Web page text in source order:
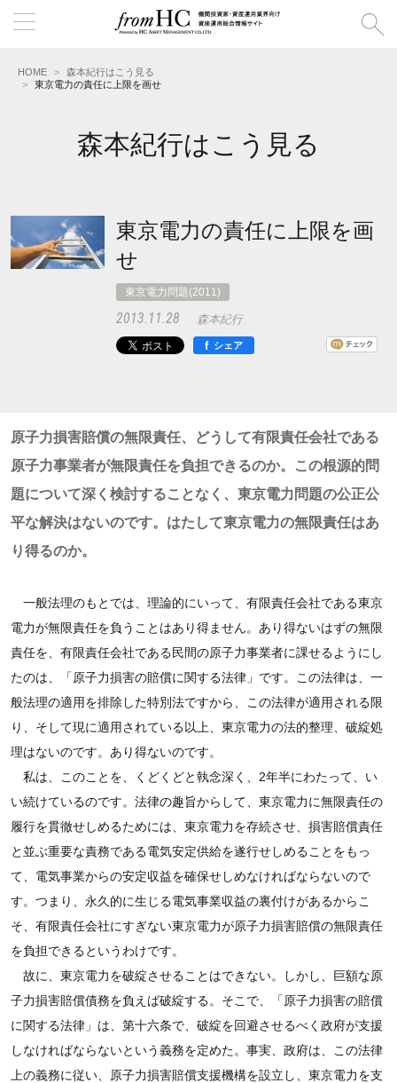
HOME
森本紀行はこう見る
東京電力の責任に上限を画せ
森本紀行はこう見る
東京電力の責任に上限を画
せ
東京電力問題(2011)
2013.11.28
森本紀行
f
シェア
原子力損害賠償の無限責任、どうして有限責任会社である
原子力事業者が無限責任を負担できるのか。この根源的問
題について深く検討することなく、東京電力問題の公正公
平な解決はないのです。はたして東京電力の無限責任はあ
り得るのか。
一般法理のもとでは、理論的にいって、有限責任会社である東京
電力が無限責任を負うことはあり得ません。あり得ないはずの無限
責任を、有限責任会社である民間の原子力事業者に課せるようにし
たのは、「原子力損害の賠償に関する法律」です。この法律は、一
般法理の適用を排除した特別法ですから、この法律が適用される限
り、そして現に適用されている以上、東京電力の法的整理、破綻処
理はないのです。あり得ないのです。
私は、このことを、くどくどと執念深く、2年半にわたって、い
い続けているのです。法律の趣旨からして、東京電力に無限責任の
履行を貫徹せしめるためには、東京電力を存続させ、損害賠償責任
と並ぶ重要な責務である電気安定供給を遂行せしめることをもっ
て、電気事業からの安定収益を確保せしめなければならないので
す。つまり、永久的に生じる電気事業収益の裏付けがあるからこ
そ、有限責任会社にすぎない東京電力が原子力損害賠償の無限責任
を負担できるというわけです。
故に、東京電力を破綻させることはできない。しかし、巨額な原
子力損害賠償債務を負えば破綻する。そこで、「原子力損害の賠償
に関する法律」は、第十六条で、破綻を回避させるべく政府が支援
しなければならないという義務を定めた。事実、政府は、この法律
上の義務に従い、原子力損害賠償支援機構を設立し、東京電力を支